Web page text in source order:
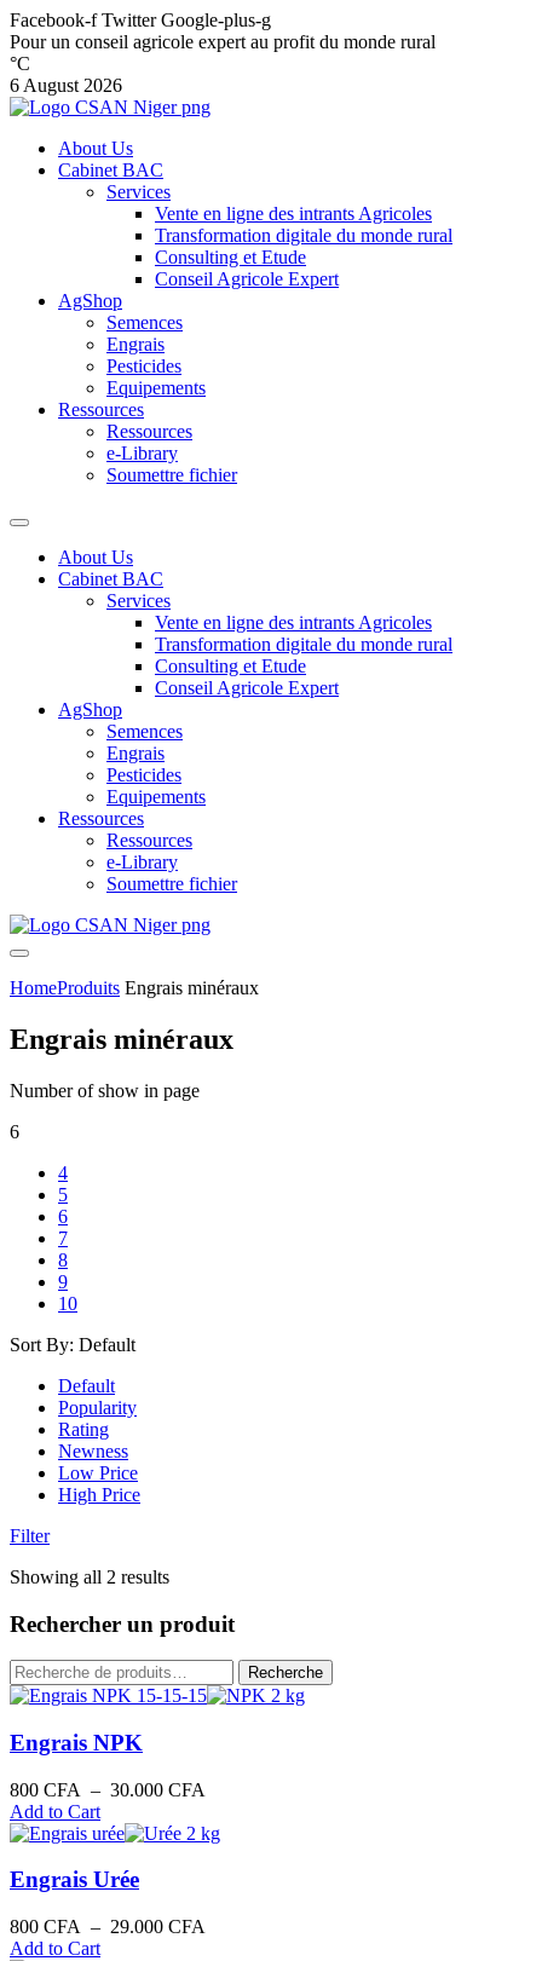
Facebook-f Twitter Google-plus-g
Pour un conseil agricole expert au profit du monde rural
°C
6 August 2026
About Us
Cabinet BAC
Services
Vente en ligne des intrants Agricoles
Transformation digitale du monde rural
Consulting et Etude
Conseil Agricole Expert
AgShop
Semences
Engrais
Pesticides
Equipements
Ressources
Ressources
e-Library
Soumettre fichier
About Us
Cabinet BAC
Services
Vente en ligne des intrants Agricoles
Transformation digitale du monde rural
Consulting et Etude
Conseil Agricole Expert
AgShop
Semences
Engrais
Pesticides
Equipements
Ressources
Ressources
e-Library
Soumettre fichier
HomeProduits Engrais minéraux
Engrais minéraux
Number of show in page
6
4
5
6
7
8
9
10
Sort By: Default
Default
Popularity
Rating
Newness
Low Price
High Price
Filter
Showing all 2 results
Rechercher un produit
Recherche
pour :
Recherche
Engrais NPK
800 CFA – 30.000 CFA
prix :
Add to Cart
Engrais Urée
800 CFA – 29.000 CFA
Add to Cart